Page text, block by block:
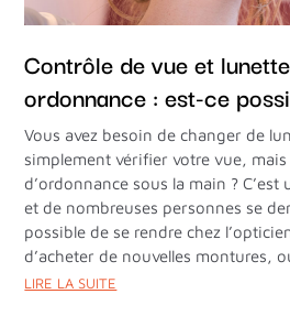
Contrôle de vue et
ordonnance : est-ce
Vous avez besoin de changer de
simplement vérifier votre vue, mais
d’ordonnance sous la main ?
et de nombreuses personnes se
possible de se rendre chez
d’acheter de nouvelles montures,
LIRE LA SUITE